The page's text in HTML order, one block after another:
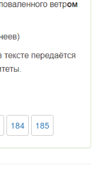
184 185